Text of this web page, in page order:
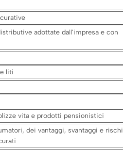
adottate dall'impresa e con
liti
vita e prodotti pensionistici
dei vantaggi, svantaggi e rischi